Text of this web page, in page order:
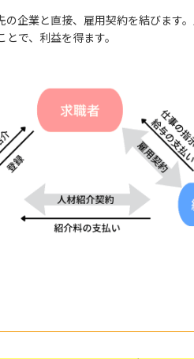
の企業と直接、雇用契約を結びます
とで、利益を得ます。